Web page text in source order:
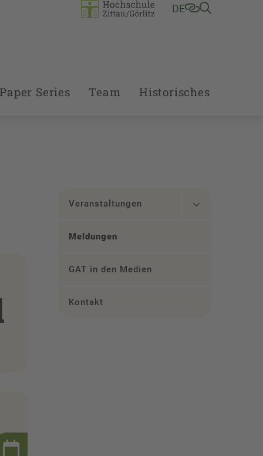
DE
Series Team Historisches
Veranstaltungen
Meldungen
GAT in den Medien
Kontakt